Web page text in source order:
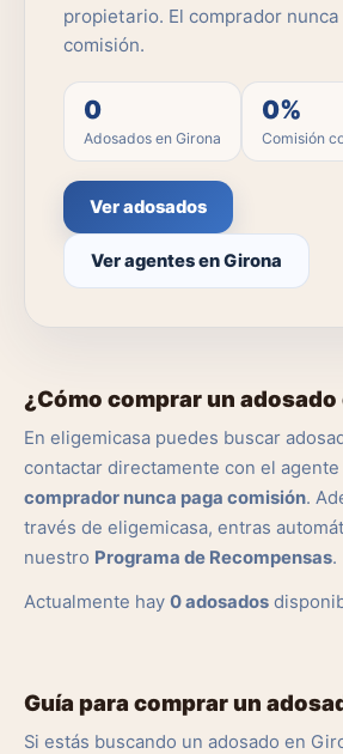
propietario. El comprador nunca
comisión.
0
Adosados en Girona
0%
Comisión
Ver adosados
Ver agentes en Girona
¿Cómo comprar un adosado
En eligemicasa puedes buscar
contactar directamente con el
comprador nunca paga comisión.
través de eligemicasa, entras
nuestro Programa de Recompensas.
Actualmente hay 0 adosados
Guía para comprar un
Si estás buscando un adosado en